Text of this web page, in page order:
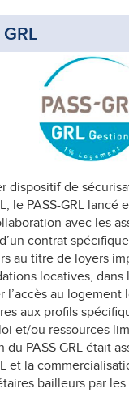
dispositif de
le PASS-GRL
avec les
contrat
au titre de loyers
locatives, dans
l’accès au logement
aux profils
et/ou ressources
du PASS GRL était
et la
bailleurs par les